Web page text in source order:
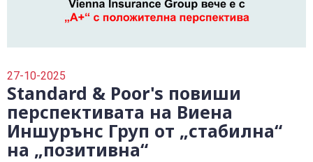
Правила и политики, свързани с обслужването
Плати вноска
Уведоми за събитие
0700 18 800
27-10-2025
Standard & Poor's повиши
перспективата на Виена
Иншурънс Груп от „стабилна“
на „позитивна“